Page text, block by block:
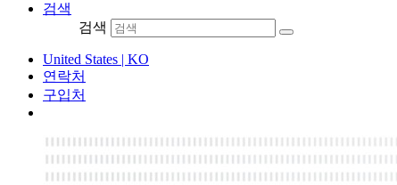
검색
검색
United States | KO
연락처
구입처